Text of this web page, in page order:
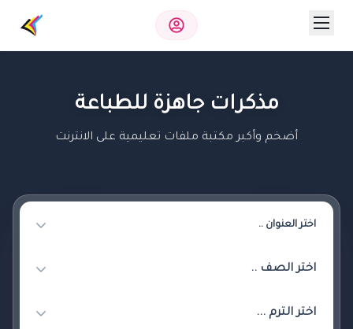
مذكرات جاهزة للطباعة
أضخم وأكبر مكتبة ملفات تعليمية على الانترنت